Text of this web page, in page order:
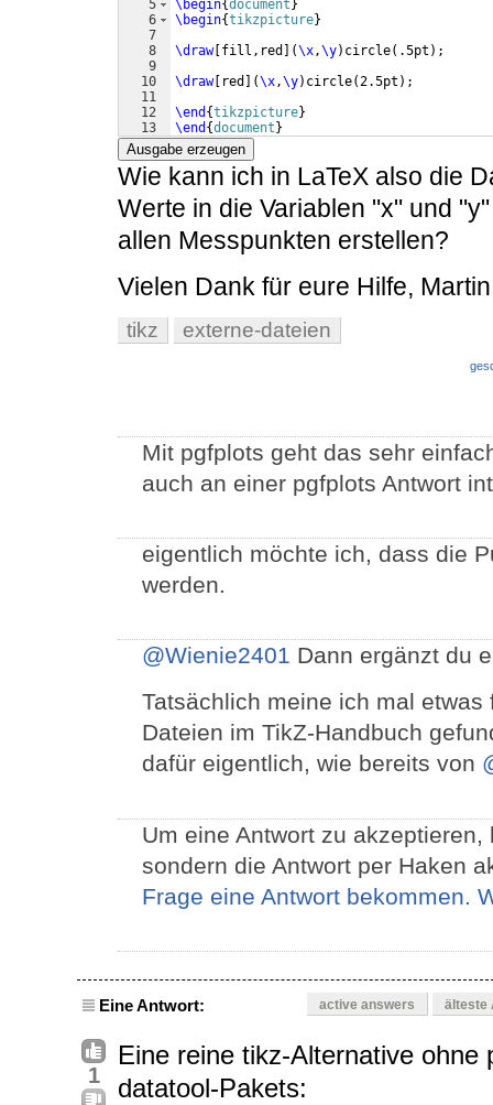
5
6
7
8
9
10
11
12
13
\begin{document }
\begin{tikzpicture}
\draw[ fill,red (\x,\y) circle( .5pt ) ;
\draw[ red (\x,\y) circle(2.5pt ) ;
\end {tikzpicture}
\end {document }
Ausgabe erzeugen
Wie kann ich in LaTeX also die
Werte in die Variablen "x" und
allen Messpunkten erstellen?
Vielen Dank für eure Hilfe, Martin
tikz externe-dateien
Mit pgfplots geht das sehr
auch an einer pgfplots Antwort
eigentlich möchte ich, dass die
werden.
@Wienie2401 Dann ergänzt du
Tatsächlich meine ich mal
Dateien im TikZ-Handbuch
dafür eigentlich, wie bereits von
Um eine Antwort zu
sondern die Antwort per Haken
Frage eine Antwort bekommen.
Eine Antwort: active answers älteste
1
Eine reine tikz-Alternative
datatool-Pakets: